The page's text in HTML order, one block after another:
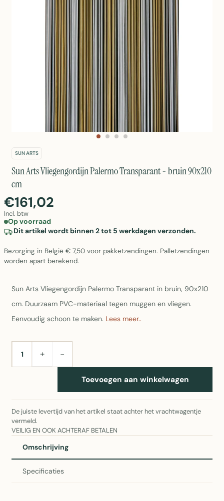
SUN ARTS
Sun Arts Vliegengordijn Palermo Transparant - bruin 90x210
cm
€161,02
Incl. btw
Op voorraad
Dit artikel wordt binnen 2 tot 5 werkdagen verzonden.
Bezorging in België € 7,50 voor pakketzendingen. Palletzendingen
worden apart berekend.
Sun Arts Vliegengordijn Palermo Transparant in bruin, 90x210
cm. Duurzaam PVC-materiaal tegen muggen en vliegen.
Eenvoudig schoon te maken. Lees meer..
AANTAL+ −
Toevoegen aan winkelwagen
De juiste levertijd van het artikel staat achter het vrachtwagentje
vermeld.
VEILIG EN OOK ACHTERAF BETALEN
Omschrijving
Specificaties